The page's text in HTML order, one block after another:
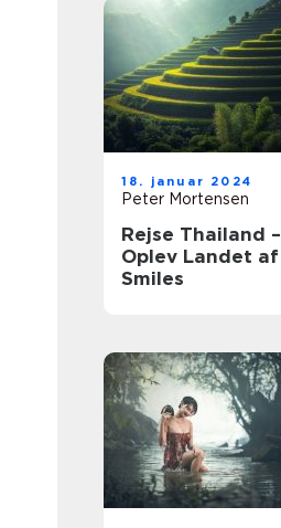
18. januar 2024
Peter Mortensen
Rejse Thailand –
Oplev Landet af
Smiles